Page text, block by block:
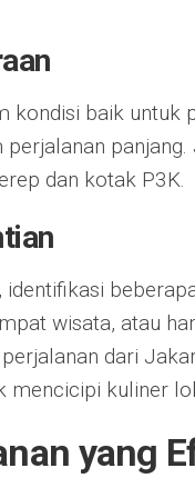
kondisi baik untuk
dan kotak P3K.
wisata, atau
dari
mencicipi kuliner
yang